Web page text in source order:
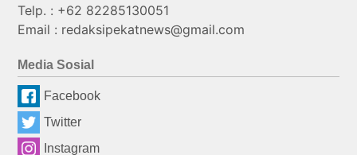
Telp. : +62 82285130051
Email : redaksipekatnews@gmail.com
Media Sosial
Facebook
Twitter
Instagram